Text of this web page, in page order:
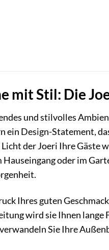
mit Stil: Die
und stilvolles
ein Design-Statement,
der Joeri Ihre
Hauseingang oder im
Ihres guten
wird sie Ihnen lange
Sie Ihre